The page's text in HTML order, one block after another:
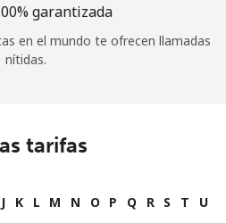
garantizada
en el mundo te ofrecen llamadas
nítidas.
tarifas
J K L M N O P Q R S T
U